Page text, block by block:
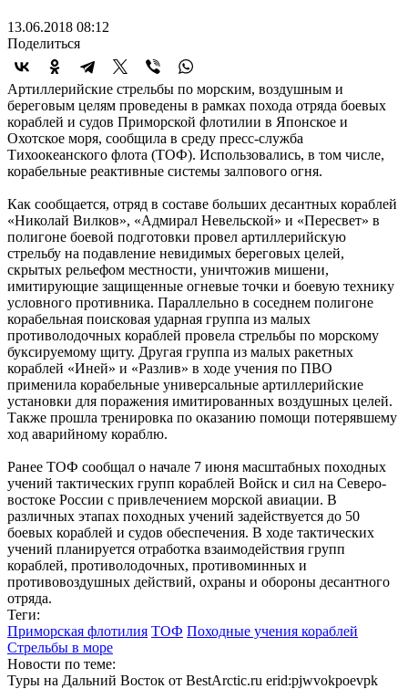
13.06.2018 08:12
Поделиться
Артиллерийские стрельбы по морским, воздушным и
береговым целям проведены в рамках похода отряда боевых
кораблей и судов Приморской флотилии в Японское и
Охотское моря, сообщила в среду пресс-служба
Тихоокеанского флота (ТОФ). Использовались, в том числе,
корабельные реактивные системы залпового огня.
Как сообщается, отряд в составе больших десантных кораблей
«Николай Вилков», «Адмирал Невельской» и «Пересвет» в
полигоне боевой подготовки провел артиллерийскую
стрельбу на подавление невидимых береговых целей,
скрытых рельефом местности, уничтожив мишени,
имитирующие защищенные огневые точки и боевую технику
условного противника. Параллельно в соседнем полигоне
корабельная поисковая ударная группа из малых
противолодочных кораблей провела стрельбы по морскому
буксируемому щиту. Другая группа из малых ракетных
кораблей «Иней» и «Разлив» в ходе учения по ПВО
применила корабельные универсальные артиллерийские
установки для поражения имитированных воздушных целей.
Также прошла тренировка по оказанию помощи потерявшему
ход аварийному кораблю.
Ранее ТОФ сообщал о начале 7 июня масштабных походных
учений тактических групп кораблей Войск и сил на Северо-
востоке России с привлечением морской авиации. В
различных этапах походных учений задействуется до 50
боевых кораблей и судов обеспечения. В ходе тактических
учений планируется отработка взаимодействия групп
кораблей, противолодочных, противоминных и
противовоздушных действий, охраны и обороны десантного
отряда.
Теги:
Приморская флотилия ТОФ Походные учения кораблей
Стрельбы в море
Новости по теме:
Туры на Дальний Восток от BestArctic.ru erid:pjwvokpoevpk